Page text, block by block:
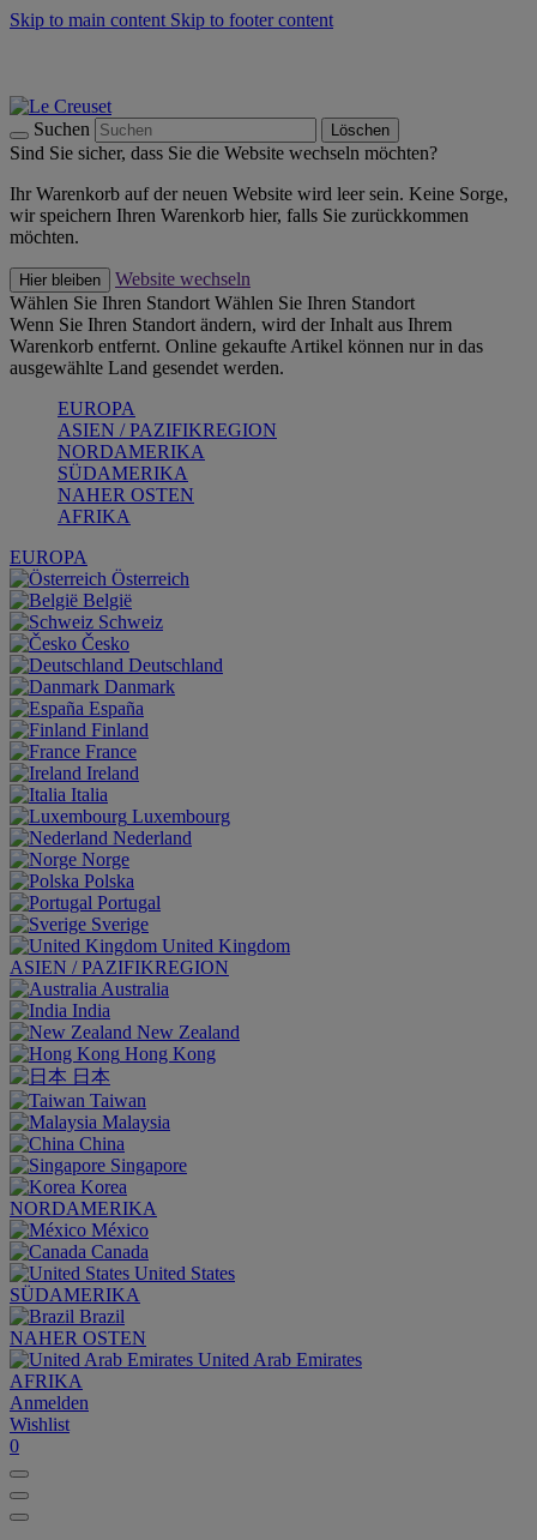
Skip to main content Skip to footer content
Suchen Löschen
Sind Sie sicher, dass Sie die Website wechseln möchten?
Ihr Warenkorb auf der neuen Website wird leer sein. Keine Sorge,
wir speichern Ihren Warenkorb hier, falls Sie zurückkommen
möchten.
Hier bleiben
Website wechseln
Wählen Sie Ihren Standort Wählen Sie Ihren Standort
Wenn Sie Ihren Standort ändern, wird der Inhalt aus Ihrem
Warenkorb entfernt. Online gekaufte Artikel können nur in das
ausgewählte Land gesendet werden.
EUROPA
ASIEN / PAZIFIKREGION
NORDAMERIKA
SÜDAMERIKA
NAHER OSTEN
AFRIKA
EUROPA
Österreich
België
Schweiz
Česko
Deutschland
Danmark
España
Finland
France
Ireland
Italia
Luxembourg
Nederland
Norge
Polska
Portugal
Sverige
United Kingdom
ASIEN / PAZIFIKREGION
Australia
India
New Zealand
Hong Kong
日本
Taiwan
Malaysia
China
Singapore
Korea
NORDAMERIKA
México
Canada
United States
SÜDAMERIKA
Brazil
NAHER OSTEN
United Arab Emirates
AFRIKA
Anmelden
Wishlist
0